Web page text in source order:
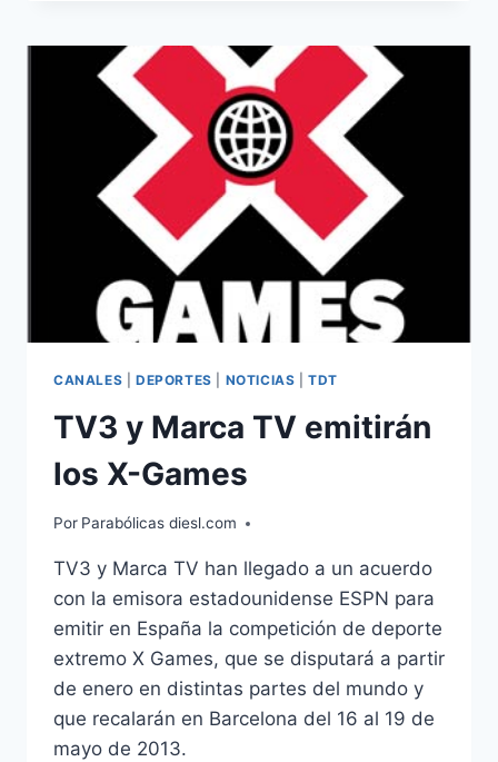
LIGA
ADELANTE
CANALES DEPORTES NOTICIAS |TDT
TV3 y Marca TV emitirán
los X-Games
Por Parabólicas diesl.com
TV3 y Marca TV han llegado a un acuerdo
con la emisora estadounidense ESPN para
emitir en España la competición de deporte
extremo X Games, que se disputará a partir
de enero en distintas partes del mundo y
que recalarán en Barcelona del 16 al 19 de
mayo de 2013.